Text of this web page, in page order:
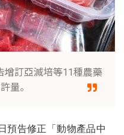
增訂亞滅培等11種農藥
量。
告修正「動物產品中